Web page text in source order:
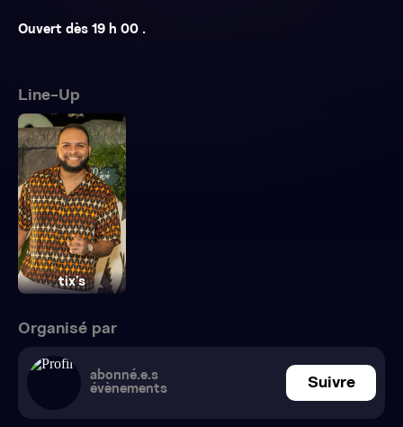
Ouvert dès 19 h 00 .
Line-Up
tix’s
Organisé par
abonné.e.s
évènements
Suivre